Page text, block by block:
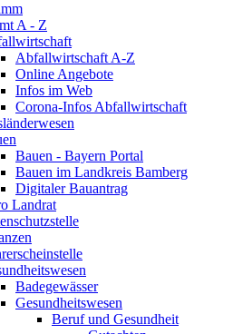
A - Z
Abfallwirtschaft A-Z
Online Angebote
Infos im Web
Corona-Infos Abfallwirtschaft
Bauen - Bayern Portal
Bauen im Landkreis Bamberg
Digitaler Bauantrag
Landrat
Badegewässer
Gesundheitswesen
Beruf und Gesundheit